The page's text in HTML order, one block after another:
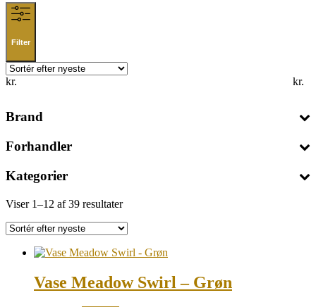
Filter
kr. kr.
Brand
Forhandler
Kategorier
Viser 1–12 af 39 resultaterSorted
latest
Vase Meadow Swirl – Grøn